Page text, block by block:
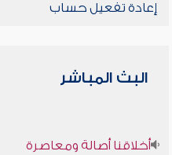
إعادة تفعيل حساب
البث المباشر
أخلاقنا أصالة ومعاصرة